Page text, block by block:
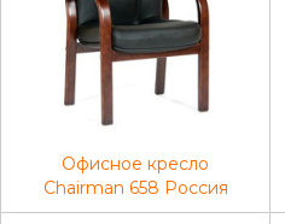
Офисное кресло
Chairman 658 Россия
нат.кожа/экокожа черная